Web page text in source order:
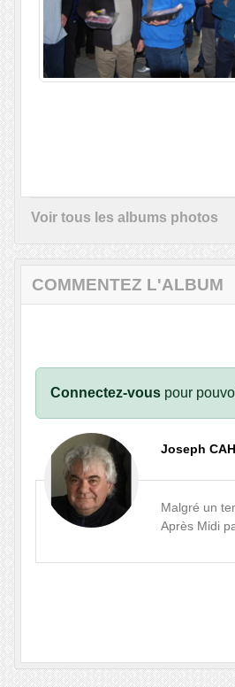
Voir tous les albums photos
COMMENTEZ L'ALBUM
Connectez-vous pour
Joseph
Malgré un
Après Midi